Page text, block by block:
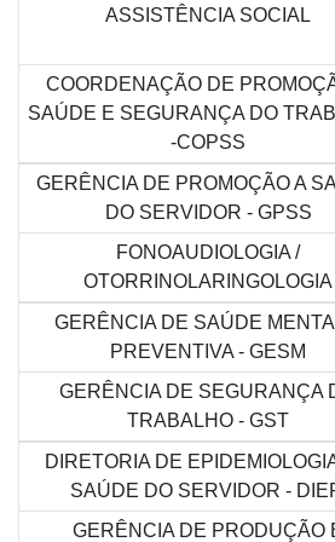
ASSISTÊNCIA SOCIAL
COORDENAÇÃO DE
SAÚDE E SEGURANÇA DO
-COPSS
GERÊNCIA DE PROMOÇÃO A
DO SERVIDOR - GPSS
FONOAUDIOLOGIA /
OTORRINOLARINGOLOGIA
GERÊNCIA DE SAÚDE
PREVENTIVA - GESM
GERÊNCIA DE SEGURANÇA
TRABALHO - GST
DIRETORIA DE
SAÚDE DO SERVIDOR -
GERÊNCIA DE PRODUÇÃO